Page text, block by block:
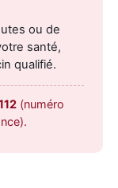
ou de
santé,
qualifié.
(numéro